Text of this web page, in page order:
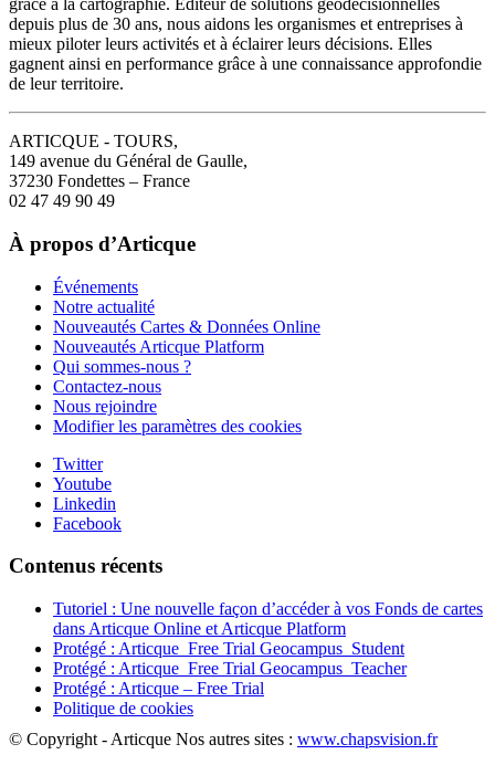
grâce à la cartographie. Editeur de solutions géodécisionnelles
depuis plus de 30 ans, nous aidons les organismes et entreprises à
mieux piloter leurs activités et à éclairer leurs décisions. Elles
gagnent ainsi en performance grâce à une connaissance approfondie
de leur territoire.
ARTICQUE - TOURS,
149 avenue du Général de Gaulle,
37230 Fondettes – France
02 47 49 90 49
À propos d’Articque
Événements
Notre actualité
Nouveautés Cartes & Données Online
Nouveautés Articque Platform
Qui sommes-nous ?
Contactez-nous
Nous rejoindre
Modifier les paramètres des cookies
Twitter
Youtube
Linkedin
Facebook
Contenus récents
Tutoriel : Une nouvelle façon d’accéder à vos Fonds de cartes
dans Articque Online et Articque Platform
Protégé : Articque_Free Trial Geocampus_Student
Protégé : Articque_Free Trial Geocampus_Teacher
Protégé : Articque – Free Trial
Politique de cookies
© Copyright - Articque Nos autres sites : www.chapsvision.fr